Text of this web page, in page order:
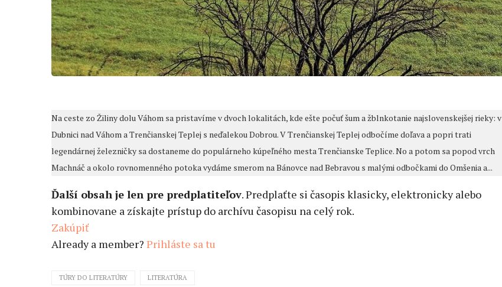
Na ceste zo Žiliny dolu Váhom sa pristavíme v dvoch lokalitách, kde ešte počuť šum a žblnkotanie najslovenskejšej rieky: v
Dubnici nad Váhom a Trenčianskej Teplej s neďalekou Dobrou. V Trenčianskej Teplej odbočíme doľava a popri trati
legendárnej železničky sa dostaneme do populárneho kúpeľného mesta Trenčianske Teplice. No a potom sa popod vrch
Machnáč a okolo rovnomenného potoka vydáme smerom na Bánovce nad Bebravou s malými odbočkami do Omšenia a...
Ďalší obsah je len pre predplatiteľov. Predplaťte si časopis klasicky, elektronicky alebo
kombinovane a získajte prístup do archívu časopisu na celý rok.
Zakúpiť
Already a member? Prihláste sa tu
TÚRY DO LITERATÚRY LITERATÚRA